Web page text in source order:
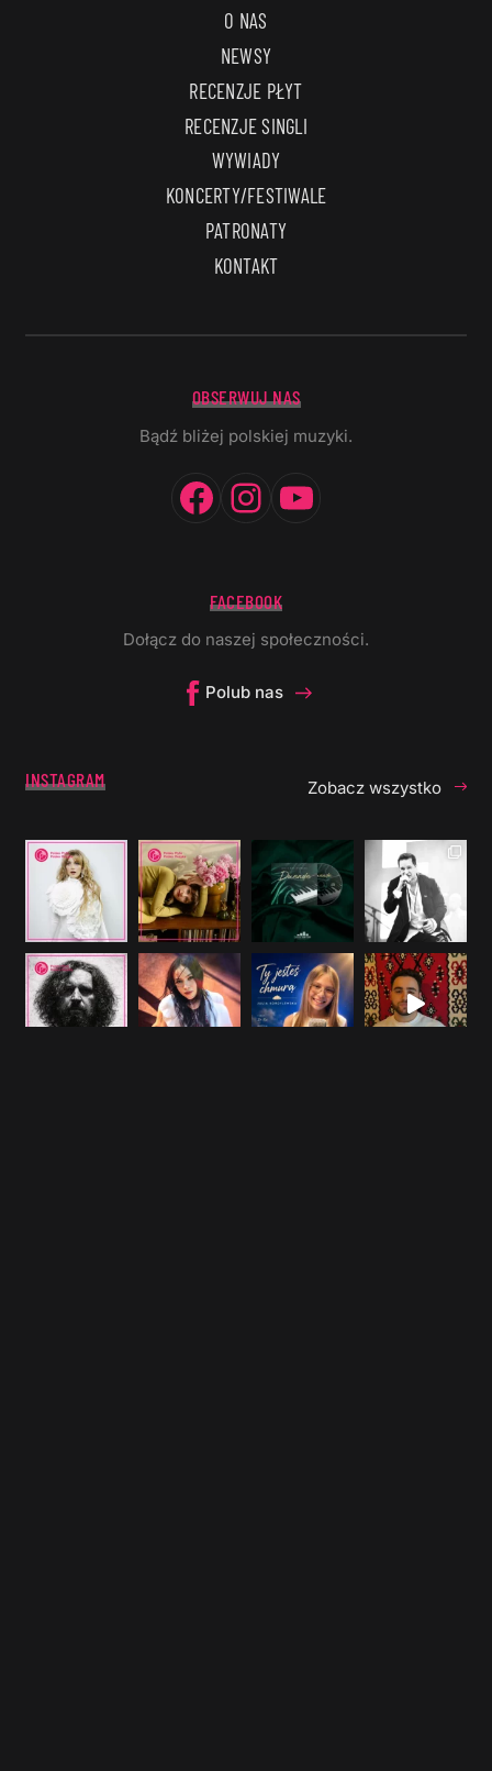
O NAS
NEWSY
RECENZJE PŁYT
RECENZJE SINGLI
WYWIADY
KONCERTY/FESTIWALE
PATRONATY
KONTAKT
OBSERWUJ NAS
Bądź bliżej polskiej muzyki.
Facebook
Instagram
FACEBOOK
Dołącz do naszej społeczności.
Polub nas
INSTAGRAM Zobacz wszystko